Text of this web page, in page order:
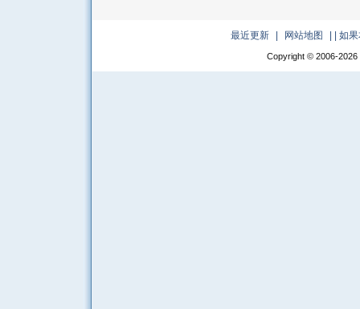
最近更新 网站地图 | 如
Copyright © 2006-2026